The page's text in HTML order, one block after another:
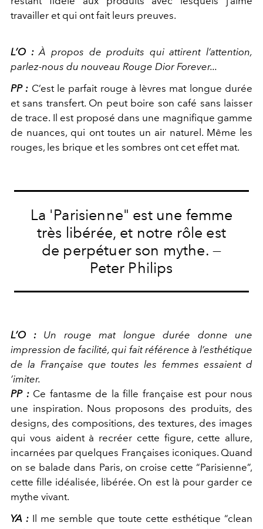
travailler et qui ont fait leurs preuves.
L’O :À propos de produits qui attirent l’attention,
parlez-nous du nouveau Rouge Dior Forever...
PP : C’est le parfait rouge à lèvres mat longue durée
et sans transfert. On peut boire son café sans laisser
de trace. Il est proposé dans une magnifique gamme
de nuances, qui ont toutes un air naturel. Même les
rouges, les brique et les sombres ont cet effet mat.
La 'Parisienne" est une femme
très libérée, et notre rôle est
de perpétuer son mythe. —
Peter Philips
L’O : Un rouge mat longue durée donne une
impression de facilité, qui fait référence à l’esthétique
de la Française que toutes les femmes essaient d
’imiter.
PP : Ce fantasme de la fille française est pour nous
une inspiration. Nous proposons des produits, des
designs, des compositions, des textures, des images
qui vous aident à recréer cette figure, cette allure,
incarnées par quelques Françaises iconiques. Quand
on se balade dans Paris, on croise cette “Parisienne”,
cette fille idéalisée, libérée. On est là pour garder ce
mythe vivant.
YA : Il me semble que toute cette esthétique “clean